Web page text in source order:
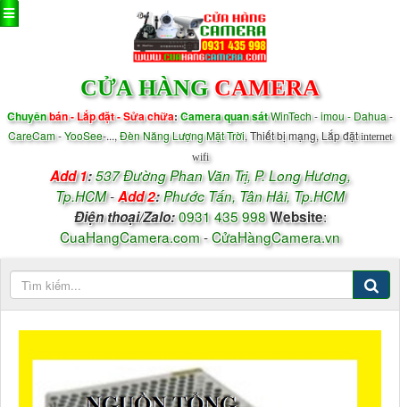
CỬA HÀNG CAMERA
Chuyênbán - Lắp đặt - Sửa chữa:Camera quan sátWinTech-imou - Dahua-
CareCam-YooSee-..., Đèn Năng Lượng Mặt Trời, Thiết bị mạng, Lắp đặtinternet
wifi
Add 1: 537 Đường Phan Văn Trị, P. Long Hương,
Tp.HCM-Add 2:Phước Tấn, Tân Hải, Tp.HCM
Điện thoại/Zalo: 0931 435 998 Website:
CuaHangCamera.com-CửaHàngCamera.vn